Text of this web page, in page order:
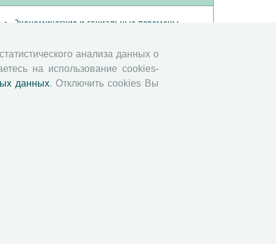
Экономические и социальные перемены
Вопросы территориального развития
Социальное пространство
Юный экономист
анализа данных о
на использование cookies-
данных. Отключить cookies Вы